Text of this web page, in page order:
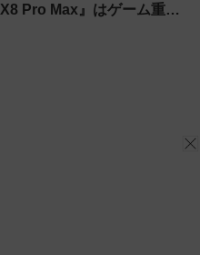
X8 Pro Max』はゲーム重視